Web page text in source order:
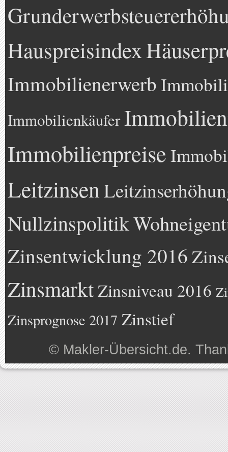
Hauspreisindex
Immobilienerwerb
Immobilienkäufer
Immobilienpreise
Leitzinsen
Nullzinspolitik
Zinsentwicklung 2016
Zinsmarkt Zinsniveau 2016
Zinsprognose 2017 Zinstief
© Makler-Übersicht.de.